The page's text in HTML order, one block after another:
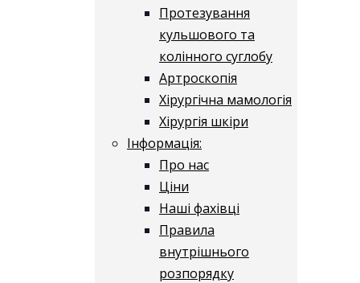
Протезування
кульшового та
колінного суглобу
Артроскопія
Хірургічна мамологія
Хірургія шкіри
Інформація:
Про нас
Ціни
Наші фахівці
Правила
внутрішнього
розпорядку